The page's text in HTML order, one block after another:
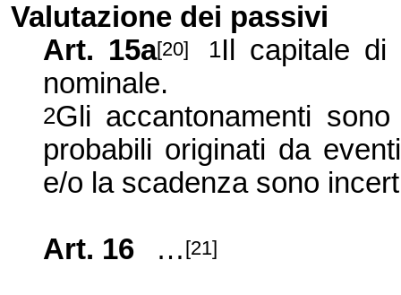
Valutazione dei passivi
Art. 15a[20] 1Il capitale
nominale.
2Gli accantonamenti
probabili originati da
e/o la scadenza sono
Art. 16 … [21]